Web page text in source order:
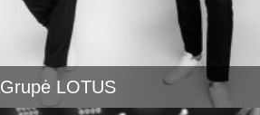
Grupė LOTUS